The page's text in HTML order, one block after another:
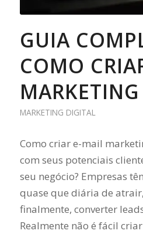
GUIA
COMO
MARKETING
MARKETING DIGITAL
Como criar e-mail
com seus potenciais
seu negócio? Empresas
quase que diária de
finalmente, converter
Realmente não é fácil